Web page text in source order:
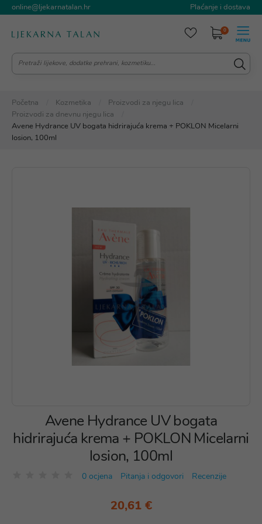
online@ljekarnatalan.hr Plaćanje i dostava
0
Početna Kozmetika
Proizvodi za njegu lica
Proizvodi za dnevnu njegu lica
Avene Hydrance UV bogata hidrirajuća krema + POKLON Micelarni
losion, 100ml
Avene Hydrance UV bogata
hidrirajuća krema + POKLON Micelarni
losion, 100ml
0 ocjena Pitanja i odgovori Recenzije
20,61 €